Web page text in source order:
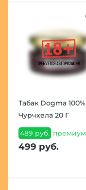
Табак Dogma 100%
Чурчхела 20 Г
489 руб. премиум
499 руб.